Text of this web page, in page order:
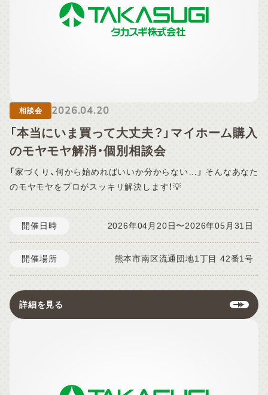
10:00 ～ 17:00 ご予約方法：WEB予約フォームよりお申し込
みください。 予約締切： ご見学希望日の前日17時まで ※WEB
からご予約いただいた後、スタッフより当日のご案内について
7日（木）より順次対応させていただきます。 期間中はご不便を
お掛けいたしますが、何卒ご了承下さいますようお願い申し上
げます。
相談会
2026.04.20
「本当にいま買って大丈夫？」マイホーム購入
のモヤモヤ解消・個別相談会
「家づくり、何から始めればいいか分からない…」 そんなあなた
のモヤモヤをプロがスッキリ解決します！💡
開催日時 2026年04月20日〜2026年05月31日
開催場所 熊本市南区流通団地1丁目 42番1号
詳細を見る